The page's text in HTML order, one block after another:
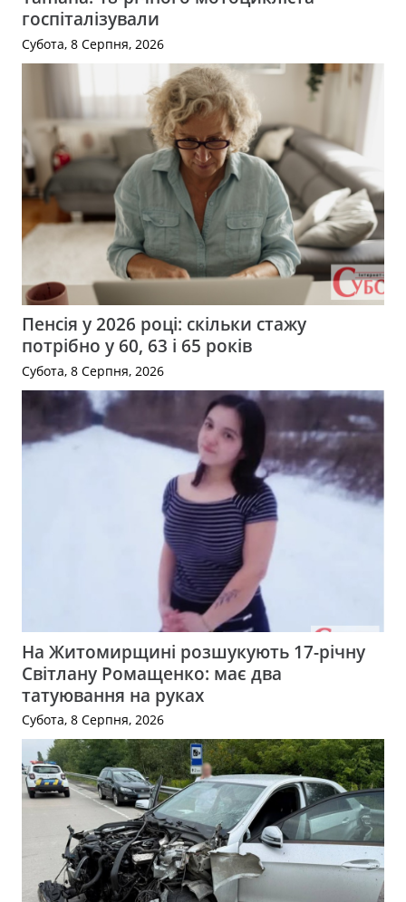
госпіталізували
Субота, 8 Серпня, 2026
Пенсія у 2026 році: скільки стажу
потрібно у 60, 63 і 65 років
Субота, 8 Серпня, 2026
На Житомирщині розшукують 17-річну
Світлану Ромащенко: має два
татуювання на руках
Субота, 8 Серпня, 2026